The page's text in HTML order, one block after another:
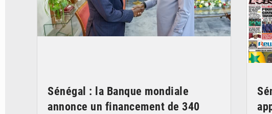
Sénégal : la Banque mondiale
annonce un financement de 340